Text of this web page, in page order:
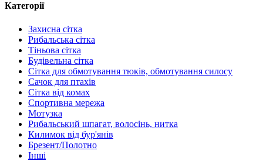
Категорії
Захисна сітка
Рибальська сітка
Тіньова сітка
Будівельна сітка
Сітка для обмотування тюків, обмотування силосу
Сачок для птахів
Сітка від комах
Спортивна мережа
Мотузка
Рибальський шпагат, волосінь, нитка
Килимок від бур'янів
Брезент/Полотно
Інші